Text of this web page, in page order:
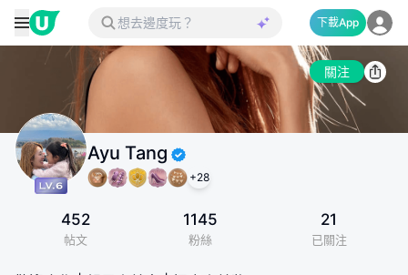
下載App
關注
Ayu Tang
+28
452
帖文
1145
粉絲
21
已關注